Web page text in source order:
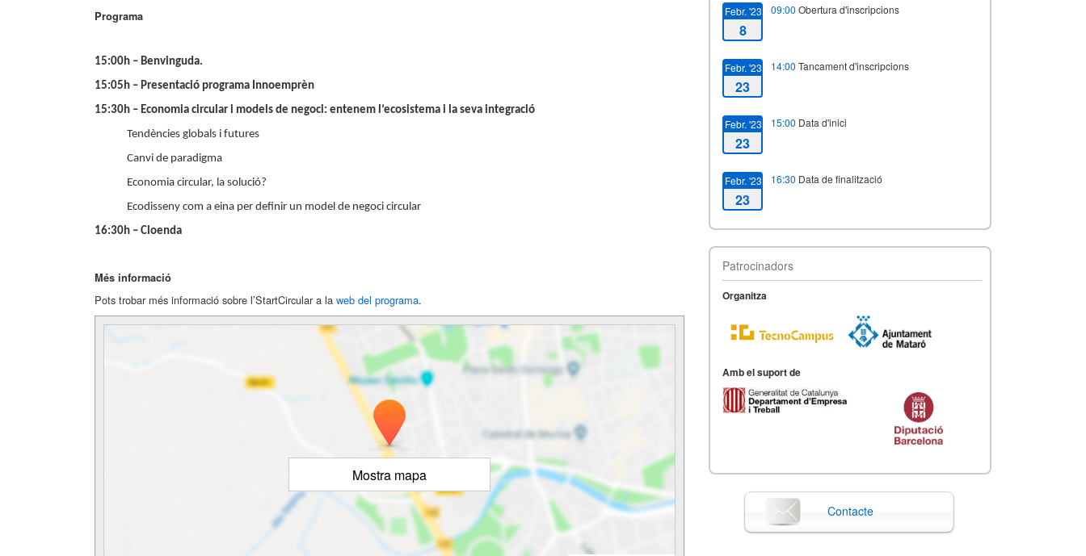
Programa
15:00h – Benvinguda.
15:05h – Presentació programa Innoemprèn
15:30h – Economia circular i models de negoci: entenem l’ecosistema i la seva integració
Tendències globals i futures
Canvi de paradigma
Economia circular, la solució?
Ecodisseny com a eina per definir un model de negoci circular
16:30h – Cloenda
Més informació
Pots trobar més informació sobre l’StartCircular a la web del programa.
Mostra mapa
Febr. '23
8
09:00 Obertura d'inscripcions
Febr. '23
23
14:00 Tancament d'inscripcions
Febr. '23
23
15:00 Data d'inici
Febr. '23
23
16:30 Data de finalització
Patrocinadors
Organitza
Amb el suport de
Contacte